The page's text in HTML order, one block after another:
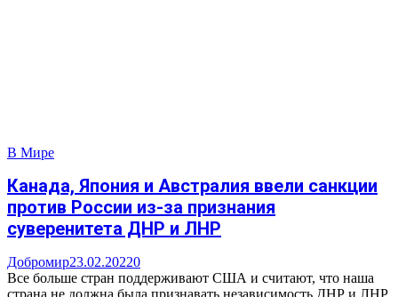
В Мире
Канада, Япония и Австралия ввели санкции
против России из-за признания
суверенитета ДНР и ЛНР
Добромир23.02.20220
Все больше стран поддерживают США и считают, что наша
страна не должна была признавать независимость ДНР и ЛНР.